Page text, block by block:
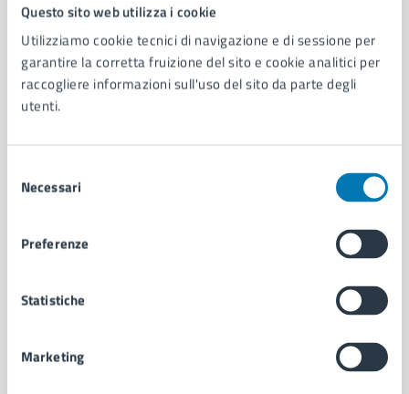
Questo sito web utilizza i cookie
Utilizziamo cookie tecnici di navigazione e di sessione per
garantire la corretta fruizione del sito e cookie analitici per
raccogliere informazioni sull'uso del sito da parte degli
utenti.
delNecessari
Preferenze
Statistiche
Marketing
AMMINISTRAZIONE
Aree amministrative
Organi di governo
Municipalità
Uffici
Personale amministrativo
Autorizzazioni